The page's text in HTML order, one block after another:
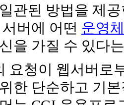
관된 방법을 제
버에 어떤 운영
을 가질 수 있다
요청이 웹서버로
한 단순하고 기